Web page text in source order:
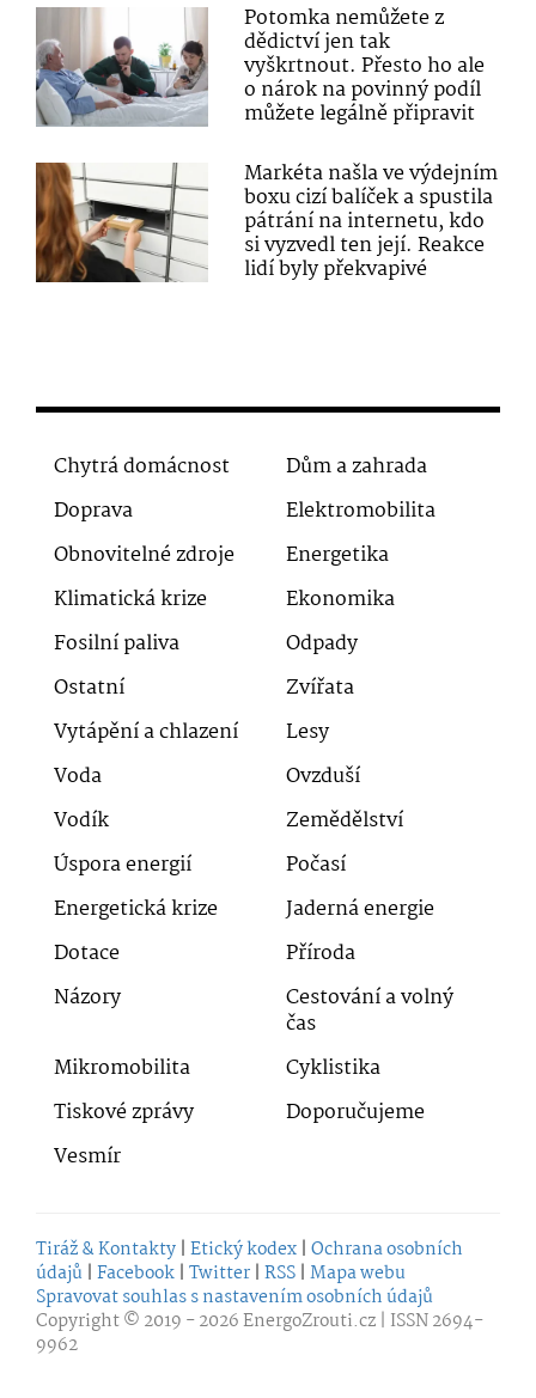
Potomka nemůžete z
dědictví jen tak
vyškrtnout. Přesto ho ale
o nárok na povinný podíl
můžete legálně připravit
Markéta našla ve výdejním
boxu cizí balíček a spustila
pátrání na internetu, kdo
si vyzvedl ten její. Reakce
lidí byly překvapivé
Chytrá domácnost
Dům a zahrada
Doprava
Elektromobilita
Obnovitelné zdroje
Energetika
Klimatická krize
Ekonomika
Fosilní paliva
Odpady
Ostatní
Zvířata
Vytápění a chlazení
Lesy
Voda
Ovzduší
Vodík
Zemědělství
Úspora energií
Počasí
Energetická krize
Jaderná energie
Dotace
Příroda
Názory
Cestování a volný
čas
Mikromobilita
Cyklistika
Tiskové zprávy
Doporučujeme
Vesmír
Tiráž & Kontakty | Etický kodex | Ochrana osobních
údajů | Facebook | Twitter | RSS | Mapa webu
Spravovat souhlas s nastavením osobních údajů
Copyright © 2019 - 2026EnergoZrouti.cz | ISSN 2694-
9962